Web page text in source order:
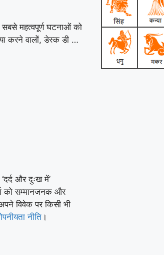
महत्वपूर्ण घटनाओं को
करने वालों, डेस्क डी …
और दुःख में’
को सम्मानजनक और
विवेक पर किसी भी
नीति ।